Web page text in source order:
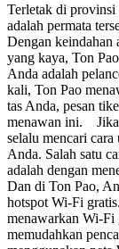
Terletak di
adalah permata
Dengan keindahan
yang kaya, Ton
Anda adalah
kali, Ton Pao
tas Anda, pesan
menawan ini. Jika
selalu mencari
Anda. Salah satu
adalah dengan
Dan di Ton Pao,
hotspot Wi-Fi
menawarkan Wi-
memudahkan